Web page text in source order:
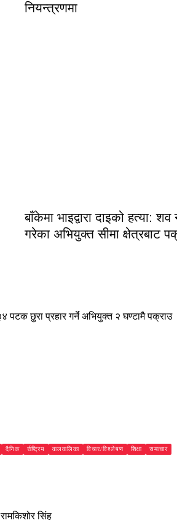
नियन्त्रणमा
बाँकेमा भाइद्वारा दाइको हत्या:
गरेका अभियुक्त सीमा क्षेत्रबाट
दैनिक र्राष्ट्रिय वालवालिका विचार/विश्लेषण शिक्षा समाचार